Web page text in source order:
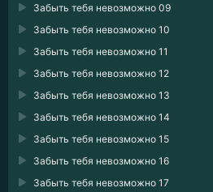
Забыть тебя невозможно 09
Забыть тебя невозможно 10
Забыть тебя невозможно 11
Забыть тебя невозможно 12
Забыть тебя невозможно 13
Забыть тебя невозможно 14
Забыть тебя невозможно 15
Забыть тебя невозможно 16
Забыть тебя невозможно 17